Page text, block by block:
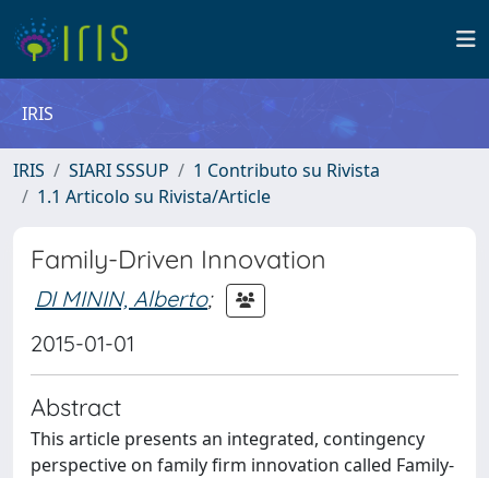
IRIS
IRIS SIARI SSSUP
1 Contributo su Rivista
1.1 Articolo su Rivista/Article
Family-Driven Innovation
DI MININ, Alberto;
2015-01-01
Abstract
This article presents an integrated, contingency
perspective on family firm innovation called Family-